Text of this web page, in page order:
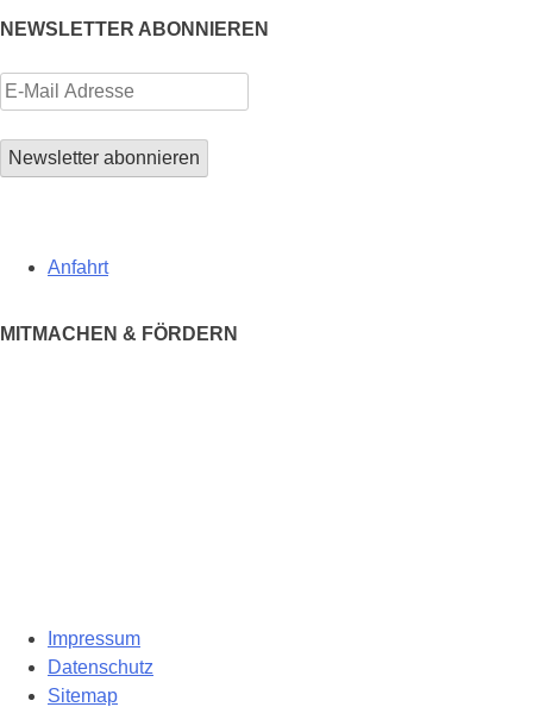
NEWSLETTER ABONNIEREN
Anfahrt
MITMACHEN & FÖRDERN
Impressum
Datenschutz
Sitemap